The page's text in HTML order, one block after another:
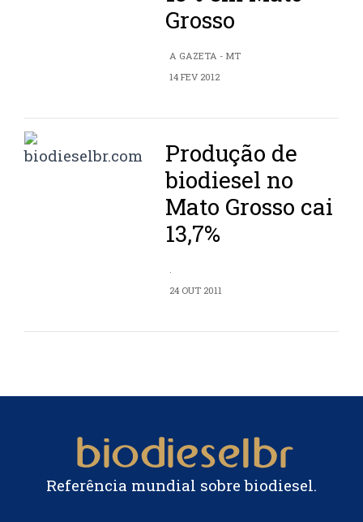
Grosso
A GAZETA - MT
14 FEV 2012
Produção de
biodiesel no
Mato Grosso cai
13,7%
.
24 OUT 2011
Referência mundial sobre biodiesel.